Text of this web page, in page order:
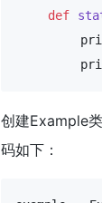
def
创建Example
码如下：